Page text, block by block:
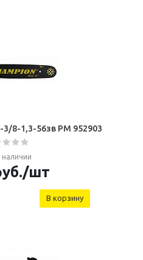
8-1,3-56зв PM 952903
наличии
/шт
В корзину